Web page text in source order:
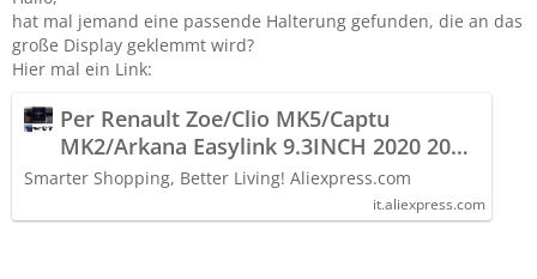
hat mal jemand eine passende Halterung gefunden, die an das
große Display geklemmt wird?
Hier mal ein Link:
Per Renault Zoe/Clio MK5/Captu
MK2/Arkana Easylink 9.3INCH 2020 2021
-2024 Supporto per telefono per auto
GPS Supporto speciale Staffa fissa -
AliExpress 34
Smarter Shopping, Better Living! Aliexpress.com
it.aliexpress.com